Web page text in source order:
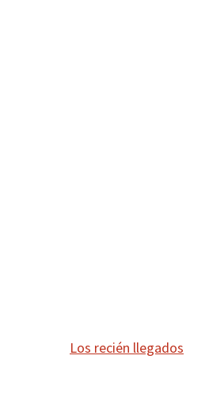
Los recién llegados